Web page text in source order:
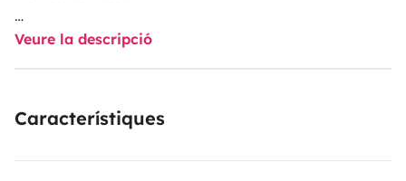
Veure la descripció
Característiques